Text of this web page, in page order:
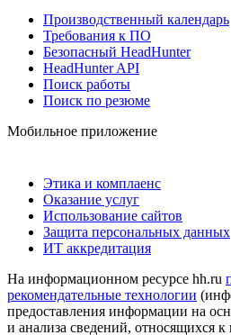
Производственный календарь
Требования к ПО
Безопасный HeadHunter
HeadHunter API
Поиск работы
Поиск по резюме
Мобильное приложение
Этика и комплаенс
Оказание услуг
Использование сайтов
Защита персональных данных
ИТ аккредитация
На информационном ресурсе hh.ru
рекомендательные технологии
предоставления информации на
и анализа сведений, относящихся